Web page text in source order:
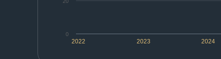
2022 2023 2024
0